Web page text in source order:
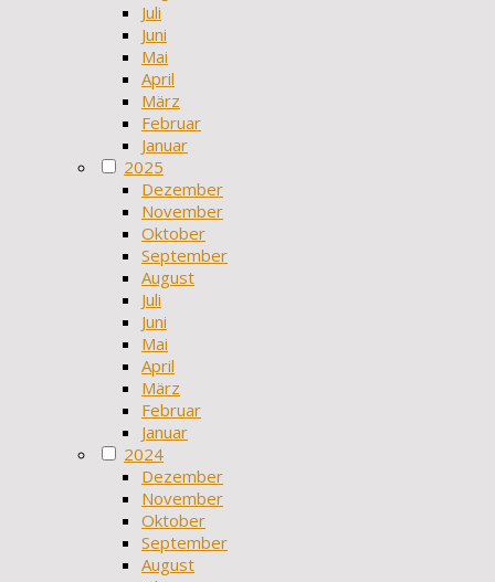
Juli
Juni
Mai
April
März
Februar
Januar
2025
Dezember
November
Oktober
September
August
Juli
Juni
Mai
April
März
Februar
Januar
2024
Dezember
November
Oktober
September
August